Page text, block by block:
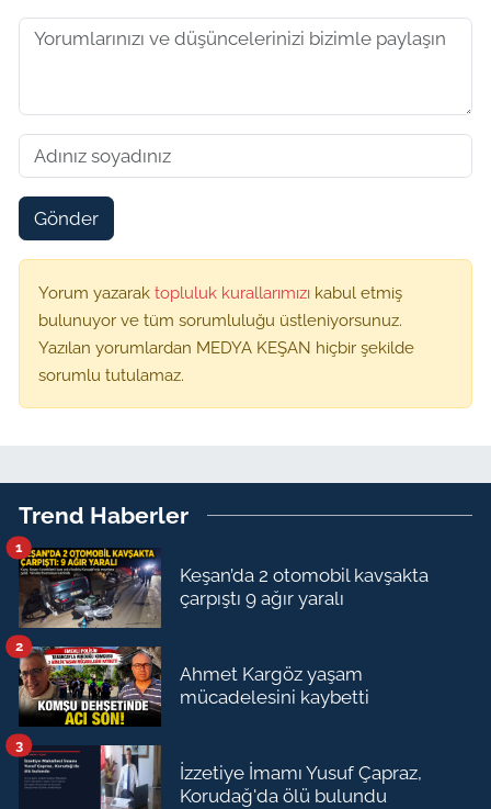
Gönder
Yorum yazarak topluluk kurallarımızı kabul etmiş
bulunuyor ve tüm sorumluluğu üstleniyorsunuz.
Yazılan yorumlardan MEDYA KEŞAN hiçbir şekilde
sorumlu tutulamaz.
Trend Haberler
Keşan’da 2 otomobil kavşakta
çarpıştı 9 ağır yaralı
1
Ahmet Kargöz yaşam
mücadelesini kaybetti
2
İzzetiye İmamı Yusuf Çapraz,
Korudağ'da ölü bulundu
3